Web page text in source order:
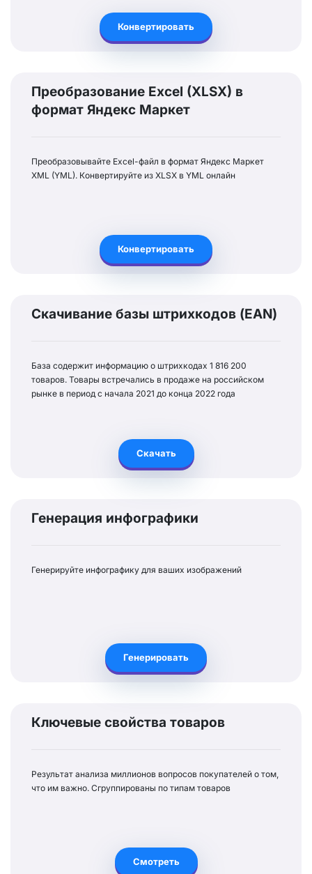
Конвертировать
Преобразование Excel (XLSX) в
формат Яндекс Маркет
Преобразовывайте Excel-файл в формат Яндекс Маркет
XML (YML). Конвертируйте из XLSX в YML онлайн
Конвертировать
Скачивание базы штрихкодов (EAN)
База содержит информацию о штрихкодах 1 816 200
товаров. Товары встречались в продаже на российском
рынке в период с начала 2021 до конца 2022 года
Скачать
Генерация инфографики
Генерируйте инфографику для ваших изображений
Генерировать
Ключевые свойства товаров
Результат анализа миллионов вопросов покупателей о том,
что им важно. Сгруппированы по типам товаров
Смотреть